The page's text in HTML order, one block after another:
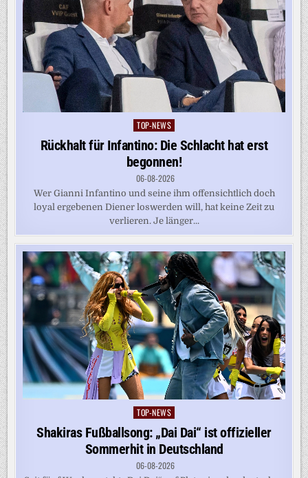
Posted
in
TOP-NEWS
Rückhalt für Infantino: Die Schlacht hat erst
begonnen!
06-08-2026
Wer Gianni Infantino und seine ihm offensichtlich doch
loyal ergebenen Diener loswerden will, hat keine Zeit zu
verlieren. Je länger...
Posted
TOP-NEWS
Shakiras Fußballsong: „Dai Dai“ ist offizieller
Sommerhit in Deutschland
06-08-2026